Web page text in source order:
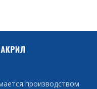
производством